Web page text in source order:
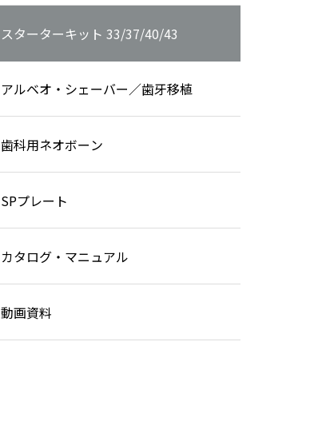
スターターキット 33/37/40/43
アルベオ・シェーバー／歯牙移植
歯科用ネオボーン
SPプレート
カタログ・マニュアル
動画資料